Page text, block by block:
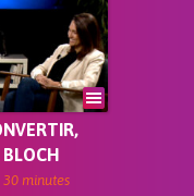
BLOCH
30 minutes